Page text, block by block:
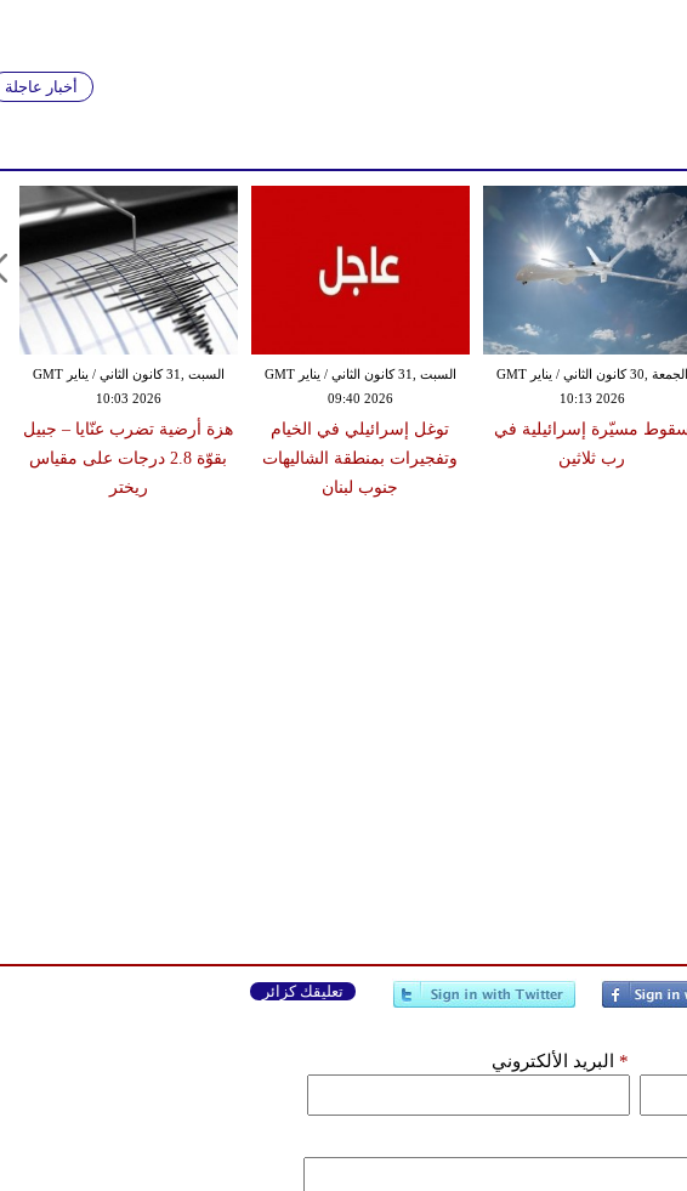
أخبار عاجلة
السبت ,31 كانون الثاني / يناير GMT
10:03 2026
هزة أرضية تضرب عنّايا – جبيل
بقوّة 2.8 درجات على مقياس
ريختر
السبت ,31 كانون الثاني / يناير GMT
09:40 2026
توغل إسرائيلي في الخيام
وتفجيرات بمنطقة الشاليهات
جنوب لبنان
الجمعة ,30 كانون الثاني / يناير GMT
10:13 2026
مسيّرة إسرائيلية في
رب ثلاثين
تعليقك كزائر
البريد الألكتروني *